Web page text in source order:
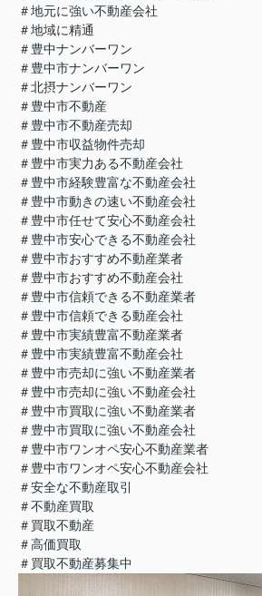
＃地元に強い不動産会社
＃地域に精通
＃豊中ナンバーワン
＃豊中市ナンバーワン
＃北摂ナンバーワン
＃豊中市不動産
＃豊中市不動産売却
＃豊中市収益物件売却
＃豊中市実力ある不動産会社
＃豊中市経験豊富な不動産会社
＃豊中市動きの速い不動産会社
＃豊中市任せて安心不動産会社
＃豊中市安心できる不動産会社
＃豊中市おすすめ不動産業者
＃豊中市おすすめ不動産会社
＃豊中市信頼できる不動産業者
＃豊中市信頼できる動産会社
＃豊中市実績豊富不動産業者
＃豊中市実績豊富不動産会社
＃豊中市売却に強い不動産業者
＃豊中市売却に強い不動産会社
＃豊中市買取に強い不動産業者
＃豊中市買取に強い不動産会社
＃豊中市ワンオペ安心不動産業者
＃豊中市ワンオペ安心不動産会社
＃安全な不動産取引
＃不動産買取
＃買取不動産
＃高価買取
＃買取不動産募集中